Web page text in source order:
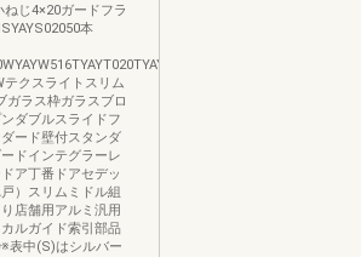
じ4×20ガードフラ
本
クスライトスリム
ガラス枠ガラスブロ
ダブルスライドフ
ード壁付スタンダ
ドインテグラーレ
ア丁番ドアセデッ
）スリムミドル組
店舗用アルミ汎用
ルガイド索引部品
表中(S)はシルバー